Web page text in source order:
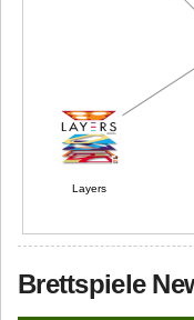
Layers
Brettspiele